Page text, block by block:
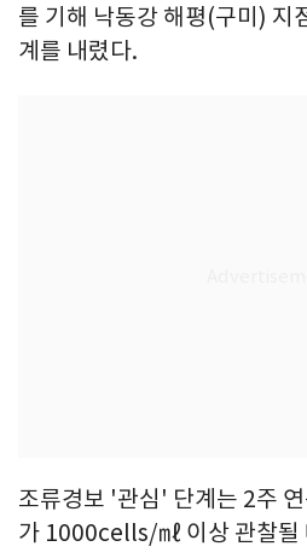
를 기해 낙동강 해평(구미) 지
계를 내렸다.
조류경보 '관심' 단계는 2주
가 1000cells/㎖ 이상 관찰될